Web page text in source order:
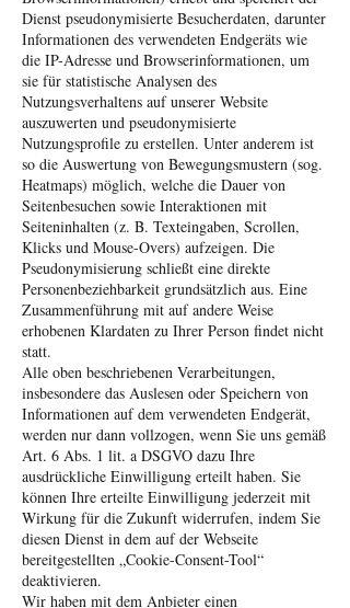
Dienst pseudonymisierte Besucherdaten, darunter
Informationen des verwendeten Endgeräts wie
die IP-Adresse und Browserinformationen, um
sie für statistische Analysen des
Nutzungsverhaltens auf unserer Website
auszuwerten und pseudonymisierte
Nutzungsprofile zu erstellen. Unter anderem ist
so die Auswertung von Bewegungsmustern (sog.
Heatmaps) möglich, welche die Dauer von
Seitenbesuchen sowie Interaktionen mit
Seiteninhalten (z. B. Texteingaben, Scrollen,
Klicks und Mouse-Overs) aufzeigen. Die
Pseudonymisierung schließt eine direkte
Personenbeziehbarkeit grundsätzlich aus. Eine
Zusammenführung mit auf andere Weise
erhobenen Klardaten zu Ihrer Person findet nicht
statt.
Alle oben beschriebenen Verarbeitungen,
insbesondere das Auslesen oder Speichern von
Informationen auf dem verwendeten Endgerät,
werden nur dann vollzogen, wenn Sie uns gemäß
Art. 6 Abs. 1 lit. a DSGVO dazu Ihre
ausdrückliche Einwilligung erteilt haben. Sie
können Ihre erteilte Einwilligung jederzeit mit
Wirkung für die Zukunft widerrufen, indem Sie
diesen Dienst in dem auf der Webseite
bereitgestellten „Cookie-Consent-Tool“
deaktivieren.
Wir haben mit dem Anbieter einen